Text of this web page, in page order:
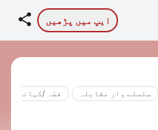
ایپ میں پڑھیں 
سلسلے وار مقابلہ قصّہ /کہانی